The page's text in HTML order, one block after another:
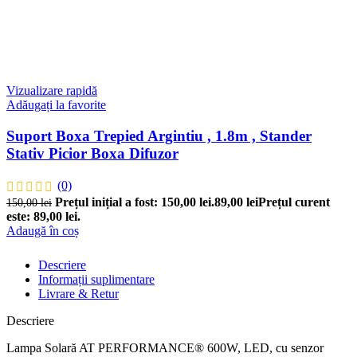
Vizualizare rapidă
Adăugați la favorite
Suport Boxa Trepied Argintiu , 1.8m , Stander
Stativ Picior Boxa Difuzor
(0)
150,00lei Prețul inițial a fost: 150,00 lei.89,00 leiPrețul curent
este: 89,00 lei.
Adaugă în coș
Descriere
Informații suplimentare
Livrare & Retur
Descriere
Lampa Solară AT PERFORMANCE® 600W, LED, cu senzor